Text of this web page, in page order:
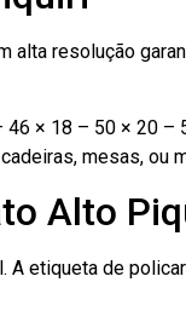
alta resolução
× 18 – 50 × 20 –
mesas, ou
Alto
etiqueta de